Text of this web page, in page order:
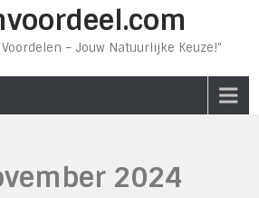
– Jouw Natuurlijke Keuze!"
2024